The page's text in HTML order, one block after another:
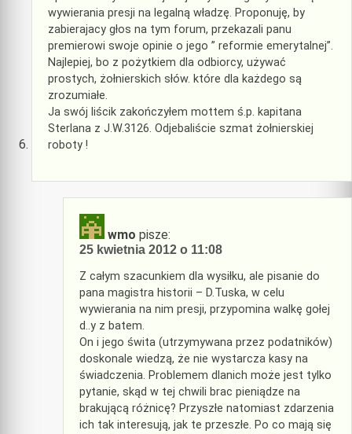
wywierania presji na legalną władzę. Proponuję, by
zabierajacy głos na tym forum, przekazali panu
premierowi swoje opinie o jego ” reformie emerytalnej”.
Najlepiej, bo z pożytkiem dla odbiorcy, używać
prostych, żołnierskich słów. które dla każdego są
zrozumiałe.
Ja swój liścik zakończyłem mottem ś.p. kapitana
Sterlana z J.W.3126. Odjebaliście szmat żołnierskiej
roboty !
wmo pisze:
25 kwietnia 2012 o 11:08
Z całym szacunkiem dla wysiłku, ale pisanie do
pana magistra historii – D.Tuska, w celu
wywierania na nim presji, przypomina walkę gołej
d..y z batem.
On i jego świta (utrzymywana przez podatników)
doskonale wiedzą, że nie wystarcza kasy na
świadczenia. Problemem dlanich może jest tylko
pytanie, skąd w tej chwili brac pieniądze na
brakującą różnicę? Przyszłe natomiast zdarzenia
ich tak interesują, jak te przeszłe. Po co mają się